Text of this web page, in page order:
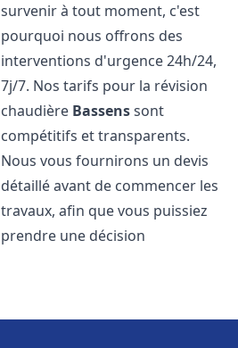
survenir à tout moment, c'est
pourquoi nous offrons des
interventions d'urgence 24h/24,
7j/7. Nos tarifs pour la révision
chaudière Bassenssont
compétitifs et transparents.
Nous vous fournirons un devis
détaillé avant de commencer les
travaux, afin que vous puissiez
prendre une décision